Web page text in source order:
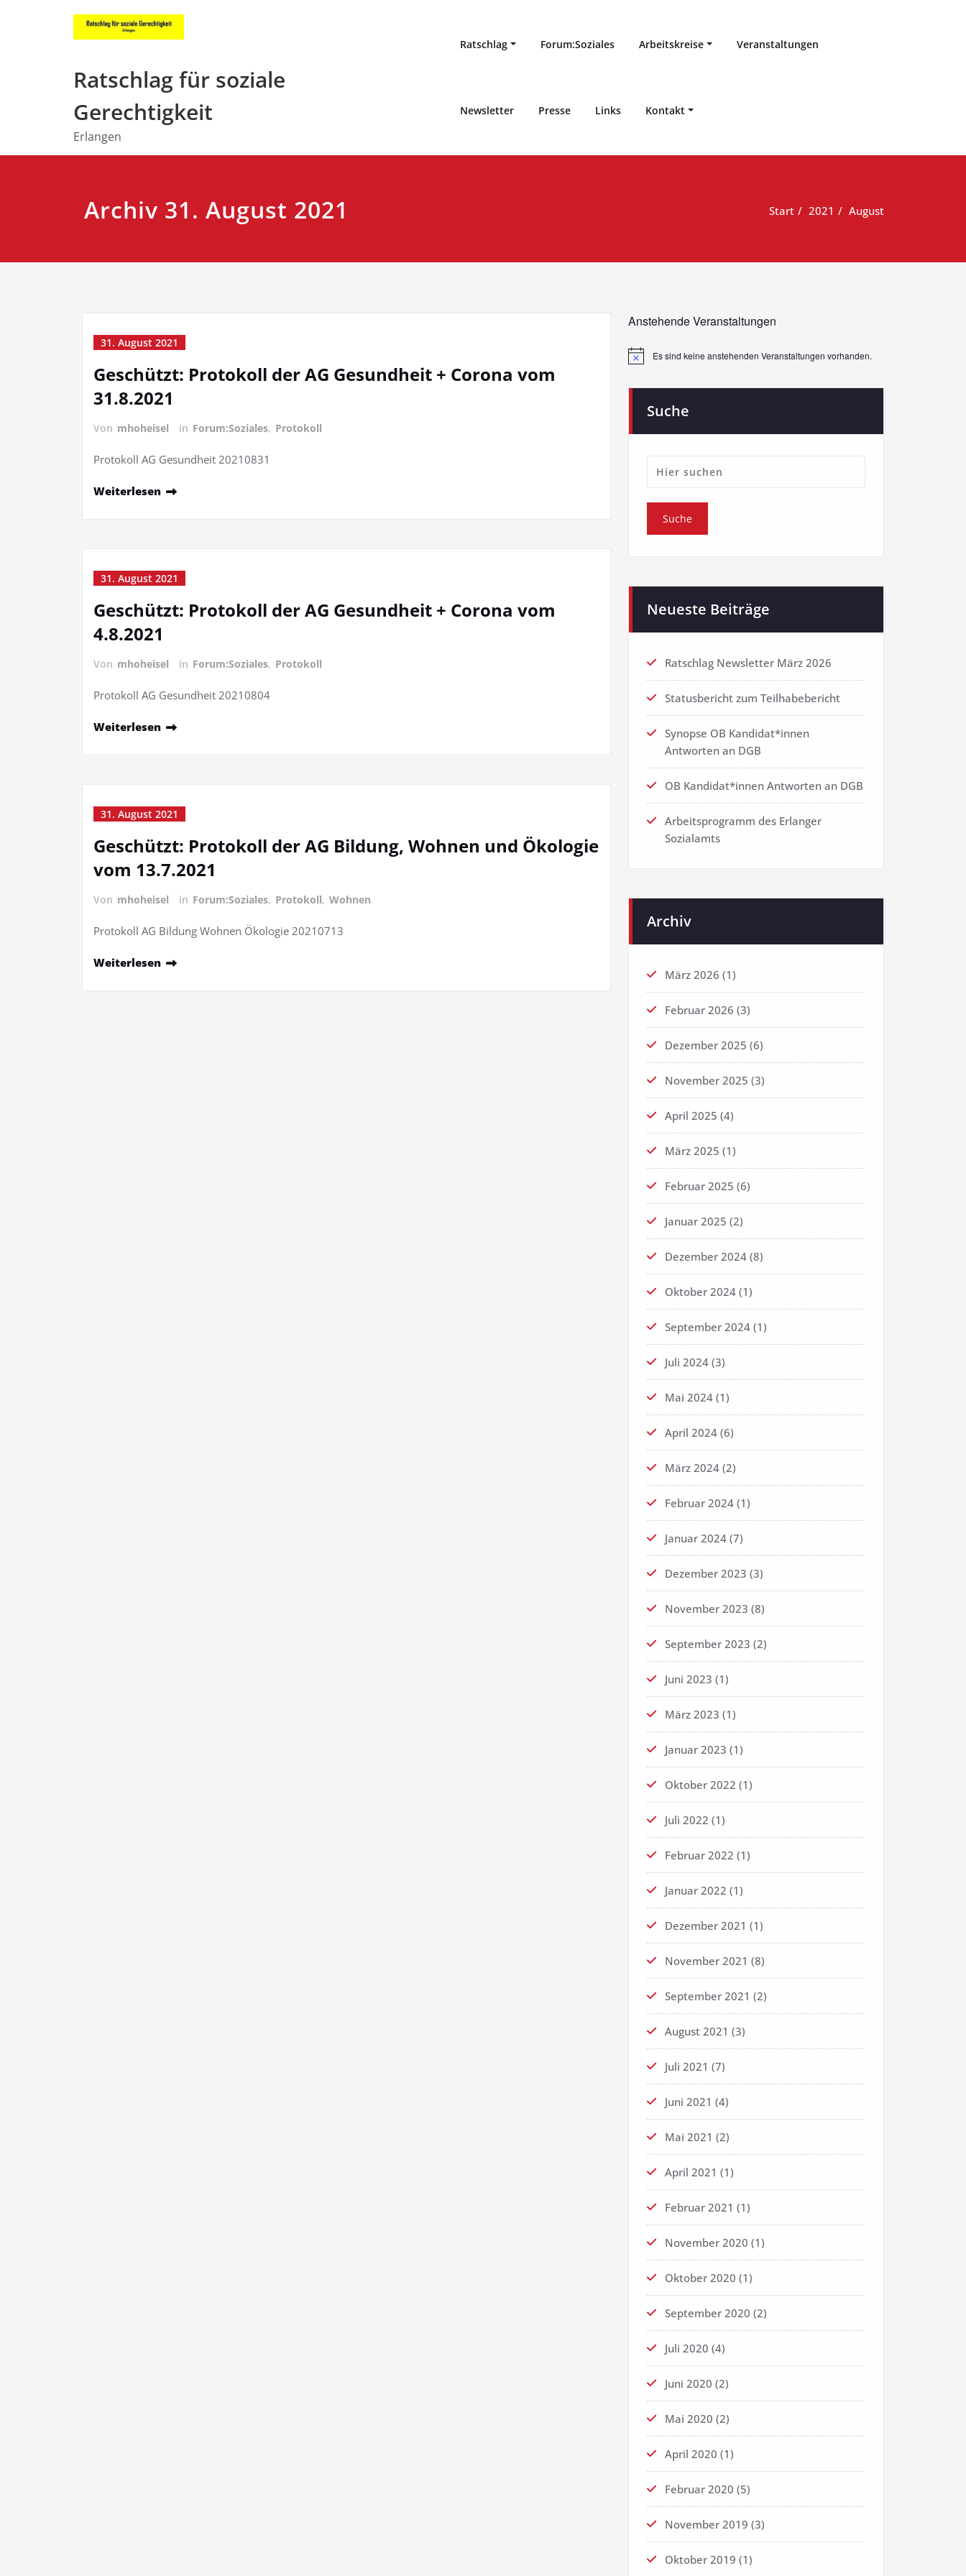
Ratschlag für soziale
Gerechtigkeit
Erlangen
Ratschlag Forum:Soziales Arbeitskreise Veranstaltungen
Newsletter Presse Links Kontakt
Archiv 31. August 2021 Start 2021 August
31. August 2021
Geschützt: Protokoll der AG Gesundheit + Corona vom
31.8.2021
Von mhoheisel in Forum:Soziales, Protokoll
Protokoll AG Gesundheit 20210831
Weiterlesen
31. August 2021
Geschützt: Protokoll der AG Gesundheit + Corona vom
4.8.2021
Von mhoheisel in Forum:Soziales, Protokoll
Protokoll AG Gesundheit 20210804
Weiterlesen
31. August 2021
Geschützt: Protokoll der AG Bildung, Wohnen und Ökologie
vom 13.7.2021
Von mhoheisel in Forum:Soziales, Protokoll, Wohnen
Protokoll AG Bildung Wohnen Ökologie 20210713
Weiterlesen
Anstehende Veranstaltungen
HinweisEs sind keine anstehenden Veranstaltungen vorhanden.
Suche
Neueste Beiträge
Ratschlag Newsletter März 2026
Statusbericht zum Teilhabebericht
Synopse OB Kandidat*innen
Antworten an DGB
OB Kandidat*innen Antworten an DGB
Arbeitsprogramm des Erlanger
Sozialamts
Archiv
März 2026 (1)
Februar 2026 (3)
Dezember 2025 (6)
November 2025 (3)
April 2025 (4)
März 2025 (1)
Februar 2025 (6)
Januar 2025 (2)
Dezember 2024 (8)
Oktober 2024 (1)
September 2024 (1)
Juli 2024 (3)
Mai 2024 (1)
April 2024 (6)
März 2024 (2)
Februar 2024 (1)
Januar 2024 (7)
Dezember 2023 (3)
November 2023 (8)
September 2023 (2)
Juni 2023 (1)
März 2023 (1)
Januar 2023 (1)
Oktober 2022 (1)
Juli 2022 (1)
Februar 2022 (1)
Januar 2022 (1)
Dezember 2021 (1)
November 2021 (8)
September 2021 (2)
August 2021 (3)
Juli 2021 (7)
Juni 2021 (4)
Mai 2021 (2)
April 2021 (1)
Februar 2021 (1)
November 2020 (1)
Oktober 2020 (1)
September 2020 (2)
Juli 2020 (4)
Juni 2020 (2)
Mai 2020 (2)
April 2020 (1)
Februar 2020 (5)
November 2019 (3)
Oktober 2019 (1)